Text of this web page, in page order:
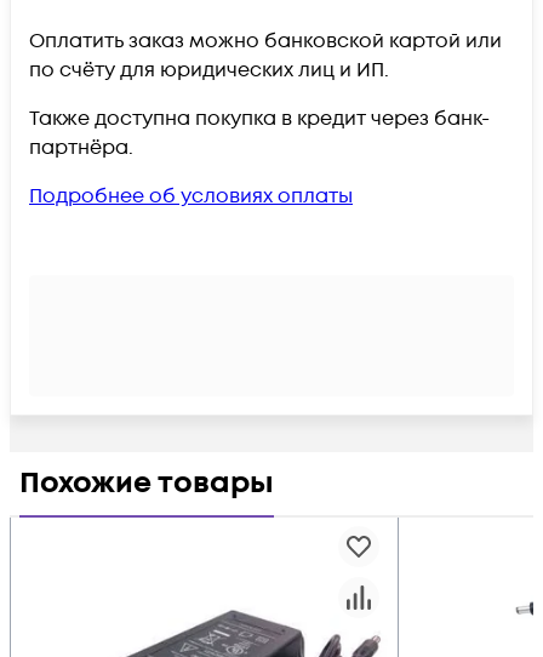
Оплатить заказ можно банковской картой или
по счёту для юридических лиц и ИП.
Также доступна покупка в кредит через банк-
партнёра.
Подробнее об условиях оплаты
Похожие товары